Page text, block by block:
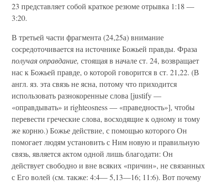
23 представляет собой краткое резюме отрывка 1:18 —
3:20.
В третьей части фрагмента (24,25а) внимание
сосредоточивается на источнике Божьей правды. Фраза
получая оправдание, стоящая в начале ст. 24, возвращает
нас к Божьей правде, о которой говорится в ст. 21,22. (В
англ. яз. эта связь не ясна, потому что приходится
использовать разнокоренные слова [justify —
«оправдывать» и righteosness — «праведность»], чтобы
перевести греческие слова, восходящие к одному и тому
же корню.) Божье действие, с помощью которого Он
помогает людям установить с Ним новую и правильную
связь, является актом одной лишь благодати: Он
действует свободно и вне всяких «причин», не связанных
с Его волей (см. также: 4:4— 5,13—16; 11:6). Вот почему